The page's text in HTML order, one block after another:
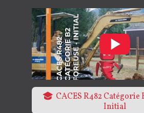
CACES R482 Catégorie
Initial